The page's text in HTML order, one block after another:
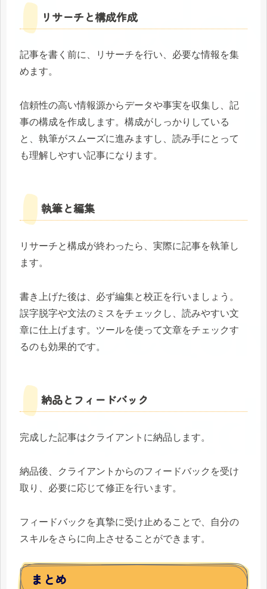
リサーチと構成作成
記事を書く前に、リサーチを行い、必要な情報を集
めます。
信頼性の高い情報源からデータや事実を収集し、記
事の構成を作成します。構成がしっかりしている
と、執筆がスムーズに進みますし、読み手にとって
も理解しやすい記事になります。
執筆と編集
リサーチと構成が終わったら、実際に記事を執筆し
ます。
書き上げた後は、必ず編集と校正を行いましょう。
誤字脱字や文法のミスをチェックし、読みやすい文
章に仕上げます。ツールを使って文章をチェックす
るのも効果的です。
納品とフィードバック
完成した記事はクライアントに納品します。
納品後、クライアントからのフィードバックを受け
取り、必要に応じて修正を行います。
フィードバックを真摯に受け止めることで、自分の
スキルをさらに向上させることができます。
まとめ